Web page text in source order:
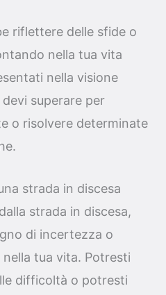
riflettere delle sfide o
nella tua vita
nella visione
superare per
o risolvere determinate
strada in discesa
strada in discesa,
di incertezza o
tua vita. Potresti
difficoltà o potresti